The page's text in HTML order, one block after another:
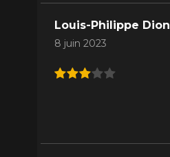
Louis-Philippe Dion
8 juin 2023